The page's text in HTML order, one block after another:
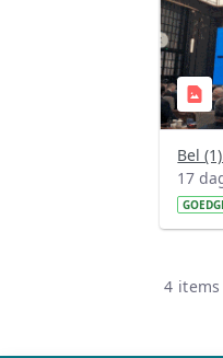
Bel
4 items